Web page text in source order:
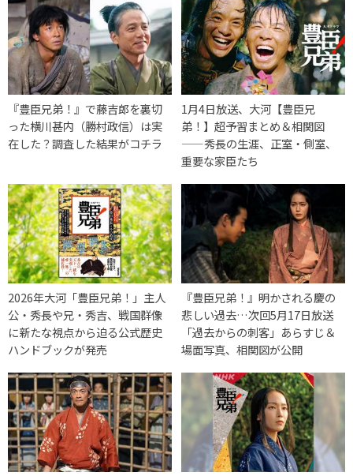
『豊臣兄弟！』で藤吉郎を裏切
った横川甚内（勝村政信）は実
在した？調査した結果がコチラ
1月4日放送、大河【豊臣兄
弟！】超予習まとめ＆相関図
——秀長の生涯、正室・側室、
重要な家臣たち
2026年大河「豊臣兄弟！」主人
公・秀長や兄・秀吉、戦国群像
に新たな視点から迫る公式歴史
ハンドブックが発売
『豊臣兄弟！』明かされる慶の
悲しい過去…次回5月17日放送
「過去からの刺客」あらすじ＆
場面写真、相関図が公開